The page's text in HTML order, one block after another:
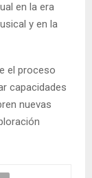
en la era
y en la
el proceso
capacidades
nuevas